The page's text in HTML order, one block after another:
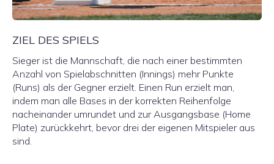
ZIEL DES SPIELS
Sieger ist die Mannschaft, die nach einer bestimmten
Anzahl von Spielabschnitten (Innings) mehr Punkte
(Runs) als der Gegner erzielt. Einen Run erzielt man,
indem man alle Bases in der korrekten Reihenfolge
nacheinander umrundet und zur Ausgangsbase (Home
Plate) zurückkehrt, bevor drei der eigenen Mitspieler aus
sind.